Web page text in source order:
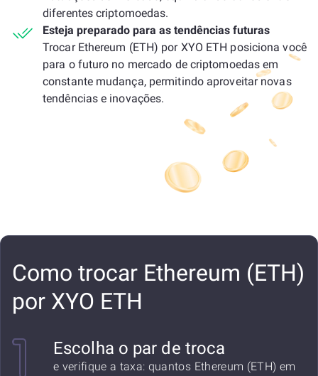
diferentes criptomoedas.
Esteja preparado para as tendências futuras
Trocar Ethereum (ETH) por XYO ETH posiciona você
para o futuro no mercado de criptomoedas em
constante mudança, permitindo aproveitar novas
tendências e inovações.
Como trocar Ethereum (ETH)
por XYO ETH
Escolha o par de troca
e verifique a taxa: quantos Ethereum (ETH) em